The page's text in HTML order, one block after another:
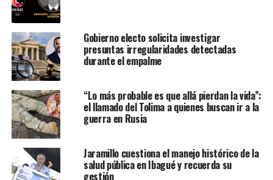
Gobierno electo solicita investigar
presuntas irregularidades detectadas
durante el empalme
“Lo más probable es que allá pierdan la vida”:
el llamado del Tolima a quienes buscan ir a la
guerra en Rusia
Jaramillo cuestiona el manejo histórico de la
salud pública en Ibagué y recuerda su
gestión